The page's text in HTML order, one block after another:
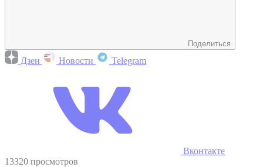
Поделиться
Дзен Новости Telegram
Вконтакте
13320 просмотров